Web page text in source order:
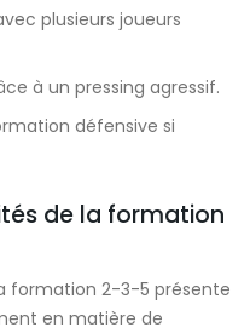
plusieurs joueurs
à un pressing agressif.
défensive si
de la formation
formation 2-3-5 présente
en matière de